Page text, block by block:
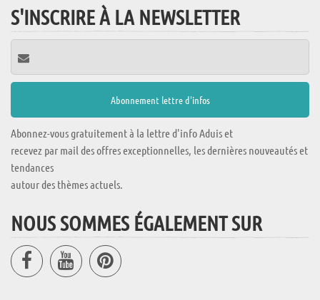
S'INSCRIRE À LA NEWSLETTER
Abonnez-vous gratuitement à la lettre d'info Aduis et
recevez par mail des offres exceptionnelles, les dernières nouveautés et
tendances
autour des thèmes actuels.
NOUS SOMMES ÉGALEMENT SUR